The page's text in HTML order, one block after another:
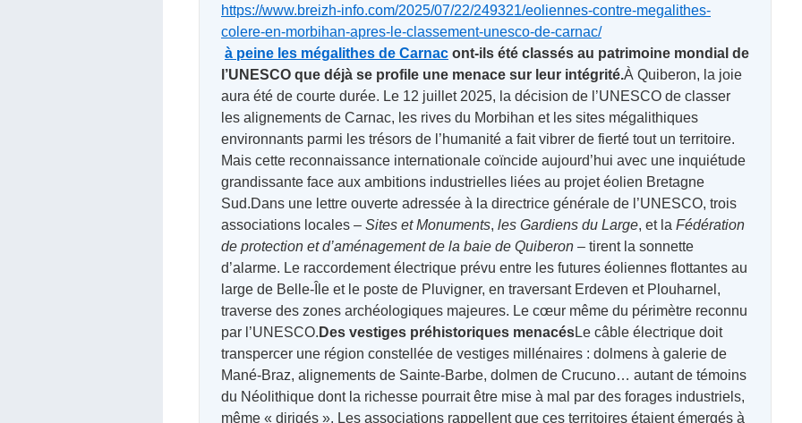
https://www.breizh-info.com/2025/07/22/249321/eoliennes-contre-megalithes-
colere-en-morbihan-apres-le-classement-unesco-de-carnac/
à peine les mégalithes de Carnac ont-ils été classés au patrimoine mondial de
l’UNESCO que déjà se profile une menace sur leur intégrité.À Quiberon, la joie
aura été de courte durée. Le 12 juillet 2025, la décision de l’UNESCO de classer
les alignements de Carnac, les rives du Morbihan et les sites mégalithiques
environnants parmi les trésors de l’humanité a fait vibrer de fierté tout un territoire.
Mais cette reconnaissance internationale coïncide aujourd’hui avec une inquiétude
grandissante face aux ambitions industrielles liées au projet éolien Bretagne
Sud.Dans une lettre ouverte adressée à la directrice générale de l’UNESCO, trois
associations locales – Sites et Monuments, les Gardiens du Large, et la Fédération
de protection et d’aménagement de la baie de Quiberon – tirent la sonnette
d’alarme. Le raccordement électrique prévu entre les futures éoliennes flottantes au
large de Belle-Île et le poste de Pluvigner, en traversant Erdeven et Plouharnel,
traverse des zones archéologiques majeures. Le cœur même du périmètre reconnu
par l’UNESCO. Des vestiges préhistoriques menacésLe câble électrique doit
transpercer une région constellée de vestiges millénaires : dolmens à galerie de
Mané-Braz, alignements de Sainte-Barbe, dolmen de Crucuno… autant de témoins
du Néolithique dont la richesse pourrait être mise à mal par des forages industriels,
même « dirigés ». Les associations rappellent que ces territoires étaient émergés à